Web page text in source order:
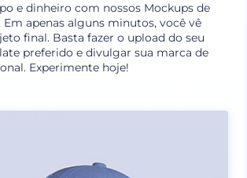
e dinheiro com nossos Mockups de
Em apenas alguns minutos, você vê
final. Basta fazer o upload do seu
preferido e divulgar sua marca de
Experimente hoje!